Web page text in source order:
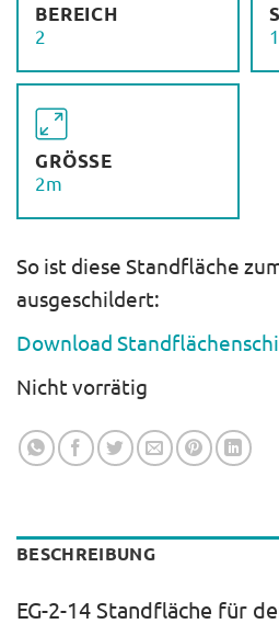
BEREICH
2
GRÖSSE
2m
So ist diese Standfläche
ausgeschildert:
Download
Nicht vorrätig
BESCHREIBUNG
EG-2-14 Standfläche für